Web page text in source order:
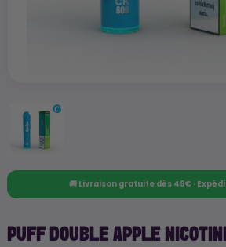
🚚 Livraison gratuite dès 49€ ·
PUFF DOUBLE APPLE